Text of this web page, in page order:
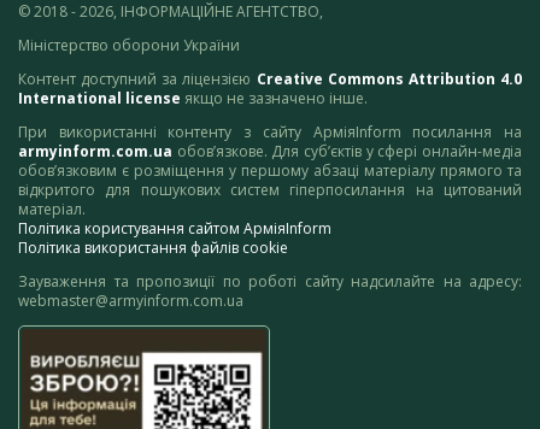
© 2018 - 2026, ІНФОРМАЦІЙНЕ АГЕНТСТВО,
Міністерство оборони України
Контент доступний за ліцензією Creative Commons Attribution 4.0
International license якщо не зазначено інше.
При використанні контенту з сайту АрміяInform посилання на
armyinform.com.ua обов’язкове. Для суб’єктів у сфері онлайн-медіа
обов’язковим є розміщення у першому абзаці матеріалу прямого та
відкритого для пошукових систем гіперпосилання на цитований
матеріал.
Політика користування сайтом АрміяInform
Політика використання файлів cookie
Зауваження та пропозиції по роботі сайту надсилайте на адресу:
webmaster@armyinform.com.ua